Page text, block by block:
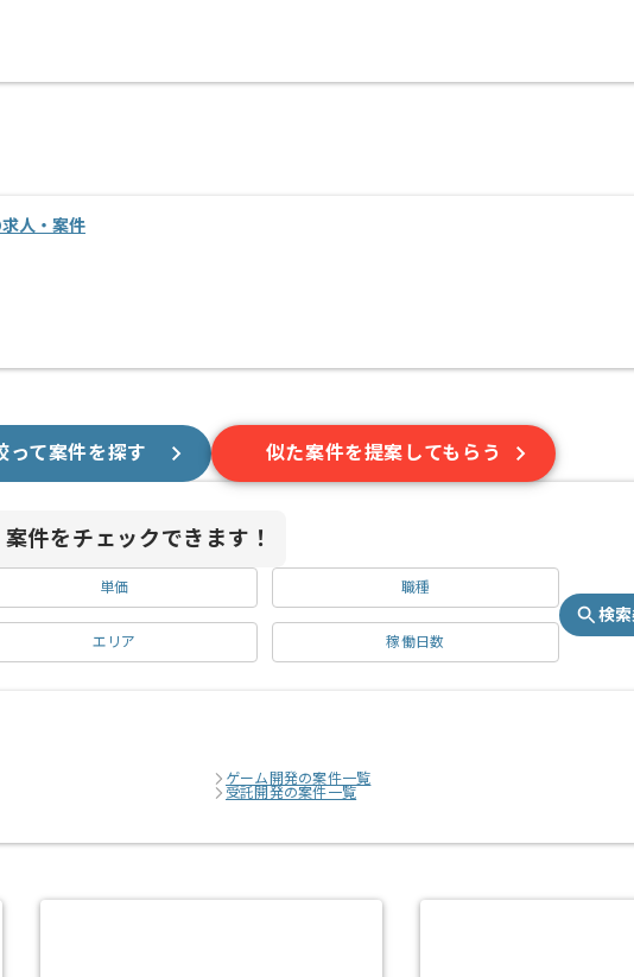
人・案件
って案件を探す 似た案件を提案してもらう
件をチェックできます！
単価 職種
エリア 稼働日数
検
ゲーム開発の案件一覧
受託開発の案件一覧